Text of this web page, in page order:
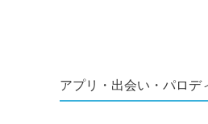
アプリ・出会い・パロデ